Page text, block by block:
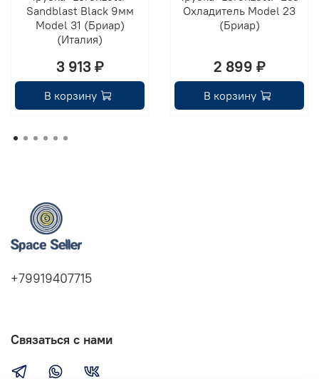
Sandblast Black 9мм
Model 31 (Бриар)
(Италия)
3 913 ₽
В корзину
Охладитель Model 23
(Бриар)
2 899 ₽
В корзину
+79919407715
Связаться с нами